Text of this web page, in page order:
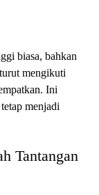
biasa, bahkan
mengikuti
Ini
menjadi
Tantangan